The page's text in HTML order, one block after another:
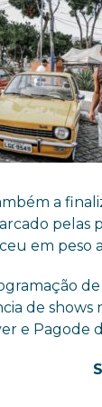
a
pelas
em peso
de shows
e Pagode